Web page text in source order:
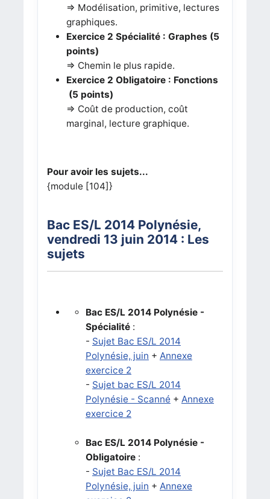
=> Modélisation, primitive, lectures
graphiques.
Exercice 2 Spécialité : Graphes (5
points)
=> Chemin le plus rapide.
Exercice 2 Obligatoire : Fonctions
(5 points)
=> Coût de production, coût
marginal, lecture graphique.
Pour avoir les sujets...
{module [104]}
Bac ES/L 2014 Polynésie,
vendredi 13 juin 2014: Les
sujets
Bac ES/L 2014 Polynésie -
Spécialité:
- Sujet Bac ES/L 2014
Polynésie, juin + Annexe
exercice 2
- Sujet bac ES/L 2014
Polynésie - Scanné + Annexe
exercice 2
Bac ES/L 2014 Polynésie -
Obligatoire:
- Sujet Bac ES/L 2014
Polynésie, juin + Annexe